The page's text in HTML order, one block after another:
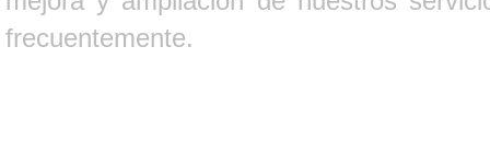
frecuentemente.